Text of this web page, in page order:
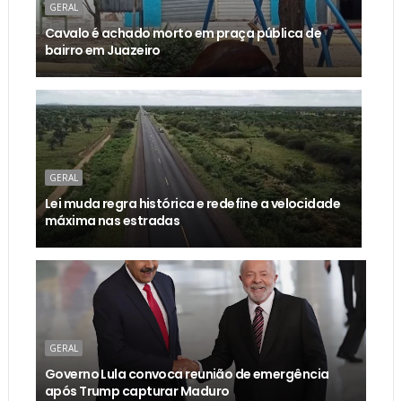
GERAL
Cavalo é achado morto em praça pública de
bairro em Juazeiro
GERAL
Lei muda regra histórica e redefine a velocidade
máxima nas estradas
GERAL
Governo Lula convoca reunião de emergência
após Trump capturar Maduro